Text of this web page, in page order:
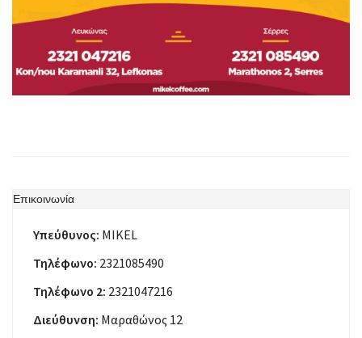
Επικοινωνία
Υπεύθυνος: MIKEL
Τηλέφωνο: 2321085490
Τηλέφωνο 2: 2321047216
Διεύθυνση: Μαραθώνος 12